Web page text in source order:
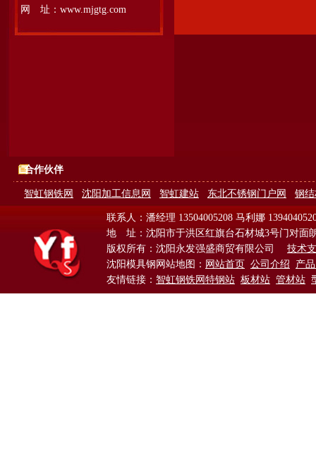
网 址：www.mjgtg.com
合作伙伴
智虹钢铁网 沈阳加工信息网 智虹建站 东北不锈钢门户网 钢
联系人：潘经理 13504005208 马利娜
地 址：沈阳市于洪区红旗台石材城3号门对面
版权所有：沈阳永发强盛商贸有限公司 技术
沈阳模具钢网站地图： 网站首页 公司介绍
产
友情链接： 智虹钢铁网特钢站 板材站 管材站